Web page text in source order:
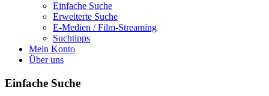
Einfache Suche
Erweiterte Suche
E-Medien / Film-Streaming
Suchtipps
Mein Konto
Über uns
Einfache Suche